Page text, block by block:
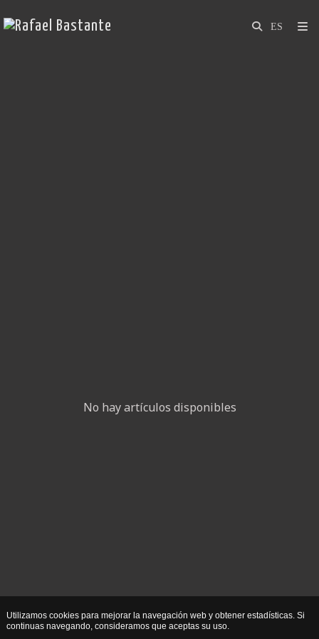
No hay artículos disponibles
Utilizamos cookies para mejorar la navegación web y obtener estadísticas. Si
continuas navegando, consideramos que aceptas su uso.